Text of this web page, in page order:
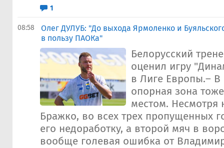
1
08:58
Олег ДУЛУБ: "До выхода Ярмоленко и
в пользу ПАОКа"
Белорусский
оценил игру
в Лиге Европы.–
опорная зона
местом. Несмотря
Бражко, во всех трех пропущенных
его недоработку, а второй мяч в
вообще голевая ошибка от